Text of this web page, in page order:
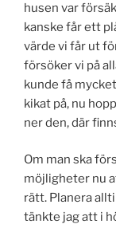
husen var
kanske får ett
värde vi får ut
försöker vi på
kunde få
kikat på, nu
ner den, där
Om man ska
möjligheter nu
rätt. Planera
tänkte jag att i